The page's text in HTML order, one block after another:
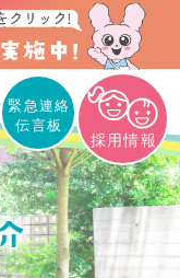
採用情報
緊急連絡
伝言板